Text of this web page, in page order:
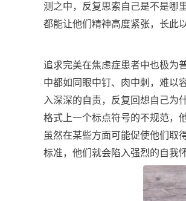
测之中，反复思索自己是不是哪
都能让他们精神高度紧张，长此
追求完美在焦虑症患者中也极为
中都如同眼中钉、肉中刺，难以
入深深的自责，反复回想自己为
格式上一个标点符号的不规范，
虽然在某些方面可能促使他们取
标准，他们就会陷入强烈的自我